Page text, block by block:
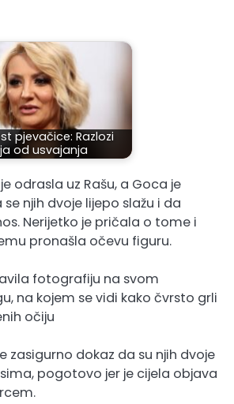
pjevačice: Razlozi
od usvajanja
odrasla uz Rašu, a Goca je
njih dvoje lijepo slažu i da
Nerijetko je pričala o tome i
pronašla očevu figuru.
fotografiju na svom
na kojem se vidi kako čvrsto grli
očiju
zasigurno dokaz da su njih dvoje
pogotovo jer je cijela objava